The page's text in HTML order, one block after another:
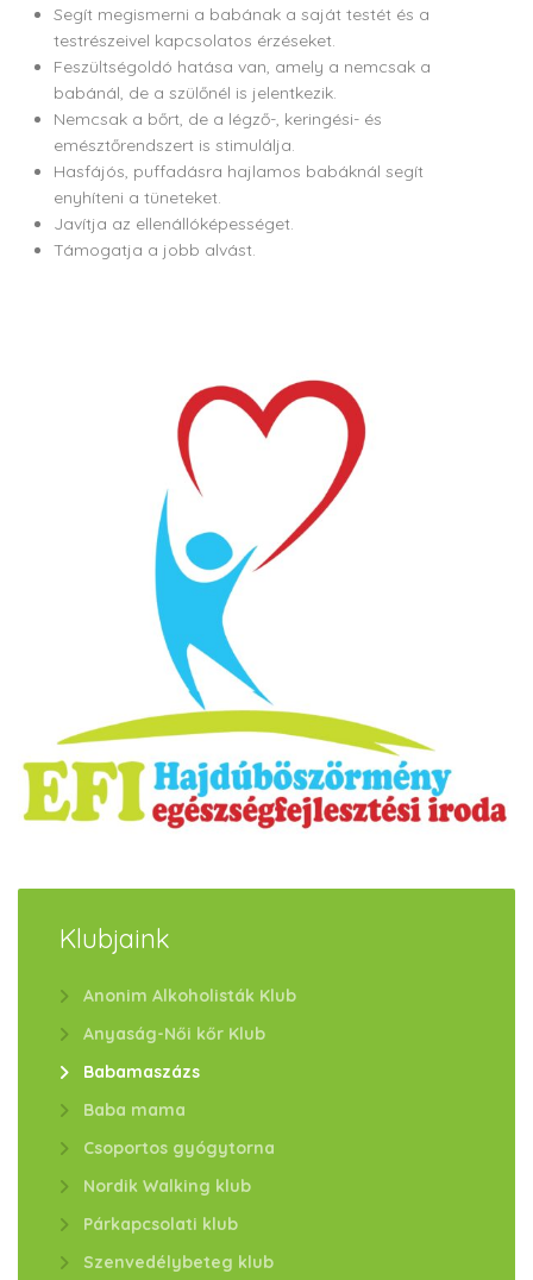
Segít megismerni a babának a saját testét és a
testrészeivel kapcsolatos érzéseket.
Feszültségoldó hatása van, amely a nemcsak a
babánál, de a szülőnél is jelentkezik.
Nemcsak a bőrt, de a légző-, keringési- és
emésztőrendszert is stimulálja.
Hasfájós, puffadásra hajlamos babáknál segít
enyhíteni a tüneteket.
Javítja az ellenállóképességet.
Támogatja a jobb alvást.
Klubjaink
Anonim Alkoholisták Klub
Anyaság-Női kőr Klub
Babamaszázs
Baba mama
Csoportos gyógytorna
Nordik Walking klub
Párkapcsolati klub
Szenvedélybeteg klub